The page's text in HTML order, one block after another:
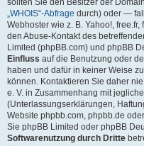
sollten Sie den Besitzer der
„WHOIS“-Abfrage durch) oder —
Webhoster wie z. B. Yahoo!,
den Abuse-Kontakt des
Limited (phpBB.com) und phpBB
Einfluss auf die Benutzung oder
haben und dafür in keiner Weise
können. Kontaktieren Sie daher
e. V. in Zusammenhang mit
(Unterlassungserklärungen,
Website phpbb.com, phpbb.de
Sie phpBB Limited oder phpBB
Softwarenutzung durch Dritte